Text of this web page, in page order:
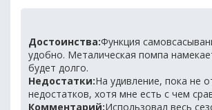
Достоинства:Функция
удобно. Металическая помпа
будет долго.
Недостатки:На удивление, пока не
недостатков, хотя мне есть с чем
Комментарий:Использовал весь